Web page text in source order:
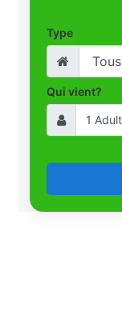
Type
Qui vient?